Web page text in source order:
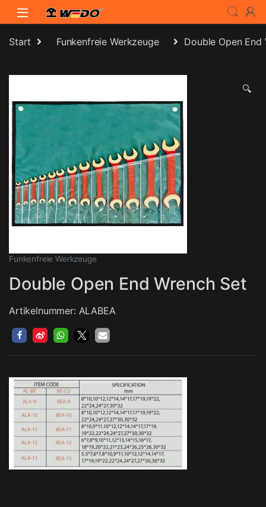
Skip to navigation
Skip to content
Start Funkenfreie Werkzeuge Double Open End
🔍
Funkenfreie Werkzeuge
Double Open End Wrench Set
Artikelnummer: ALABEA